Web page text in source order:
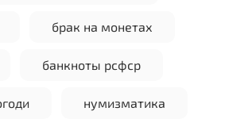
брак на монетах
банкноты рсфср
нумизматика